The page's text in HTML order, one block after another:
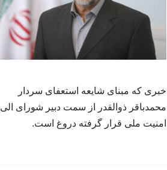
خبری که مبنای شایعه استعفای سردار
محمدباقر ذوالقدر از سمت دبیر شورای الی
امنیت ملی قرار گرفته دروغ است.